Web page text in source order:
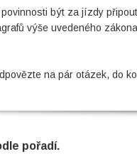
být za jízdy
výše uvedeného
na pár otázek, do
pořadí.